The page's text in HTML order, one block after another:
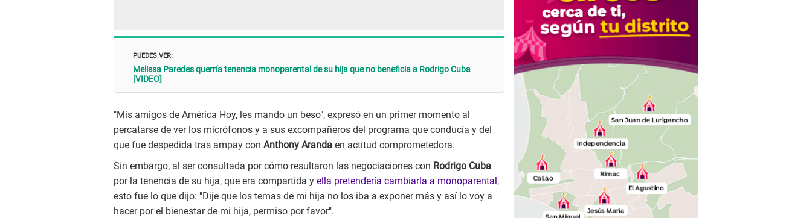
PUEDES VER:
Melissa Paredes querría tenencia monoparental de su hija que no beneficia a Rodrigo Cuba
[VIDEO]
"Mis amigos de América Hoy, les mando un beso", expresó en un primer momento al
percatarse de ver los micrófonos y a sus excompañeros del programa que conducía y del
que fue despedida tras ampay con Anthony Aranda en actitud comprometedora.
Sin embargo, al ser consultada por cómo resultaron las negociaciones con Rodrigo Cuba
por la tenencia de su hija, que era compartida y ella pretendería cambiarla a monoparental ,
esto fue lo que dijo: "Dije que los temas de mi hija no los iba a exponer más y así lo voy a
hacer por el bienestar de mi hija, permiso por favor".